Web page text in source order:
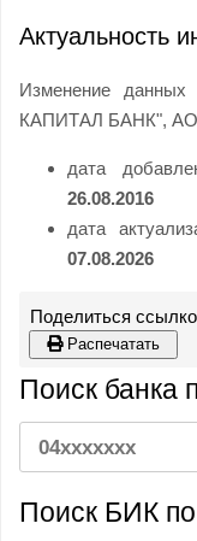
Актуальность
Изменение
КАПИТАЛ БАНК", АО
дата
26.08.2016
дата
07.08.2026
Распечатать
Поиск банка
Поиск БИК по